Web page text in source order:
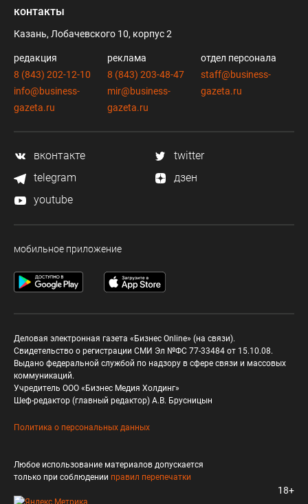
контакты
Казань, Лобачевского 10, корпус 2
редакция
8 (843) 202-12-10
info@business-
gazeta.ru
реклама
8 (843) 203-48-47
mir@business-
gazeta.ru
отдел персонала
staff@business-
gazeta.ru
вконтакте
twitter
telegram
дзен
youtube
мобильное приложение
Деловая электронная газета «Бизнес Online» (на связи).
Свидетельство о регистрации СМИ Эл №ФС 77-33484 от 15.10.08.
Выдано федеральной службой по надзору в сфере связи и массовых
коммуникаций.
Учредитель ООО «Бизнес Медия Холдинг»
Шеф-редактор (главный редактор) А.В. Брусницын
Политика о персональных данных
Любое использование материалов допускается
только при соблюдении правил перепечатки
18+